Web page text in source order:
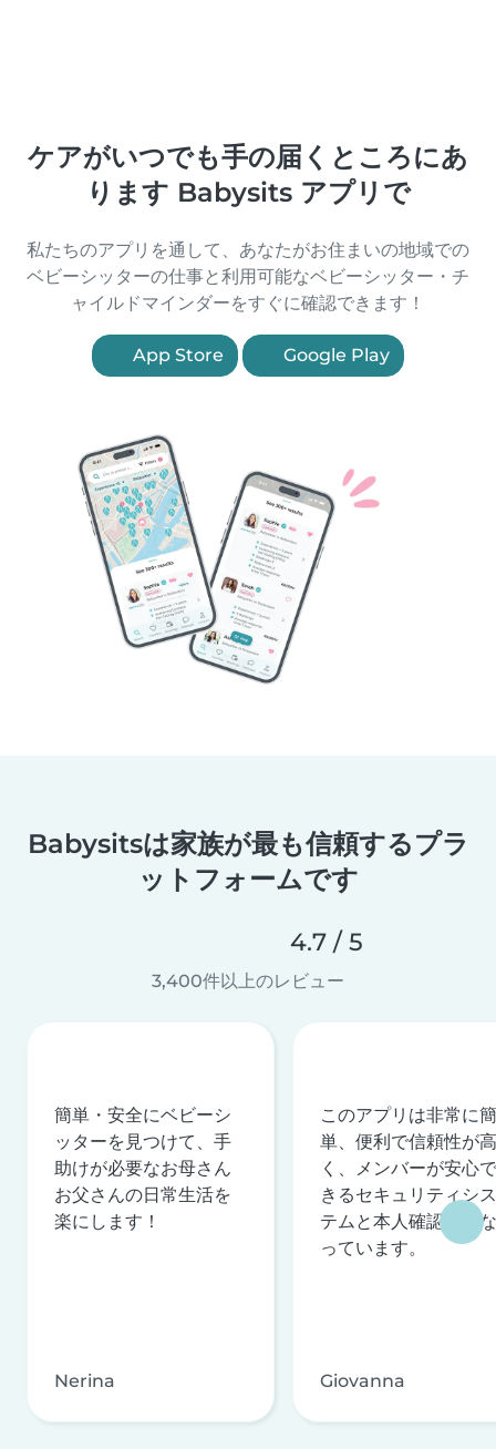
ケアがいつでも手の届くところにあ
ります Babysits アプリで
私たちのアプリを通して、あなたがお住まいの地域での
ベビーシッターの仕事と利用可能なベビーシッター・チ
ャイルドマインダーをすぐに確認できます！
App Store Google Play
Babysitsは家族が最も信頼するプラ
ットフォームです
4.7 / 5
3,400件以上のレビュー
簡単・安全にベビーシ
ッターを見つけて、手
助けが必要なお母さん
お父さんの日常生活を
楽にします！
Nerina
このアプリは非常に簡
単、便利で信頼性が高
く、メンバーが安心で
きるセキュリティシス
テムと本人確認を行な
っています。
Giovanna